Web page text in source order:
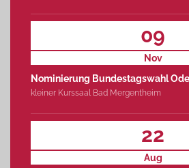
09
Nov
Nominierung Bundestagswahl
kleiner Kurssaal Bad Mergentheim
22
Aug